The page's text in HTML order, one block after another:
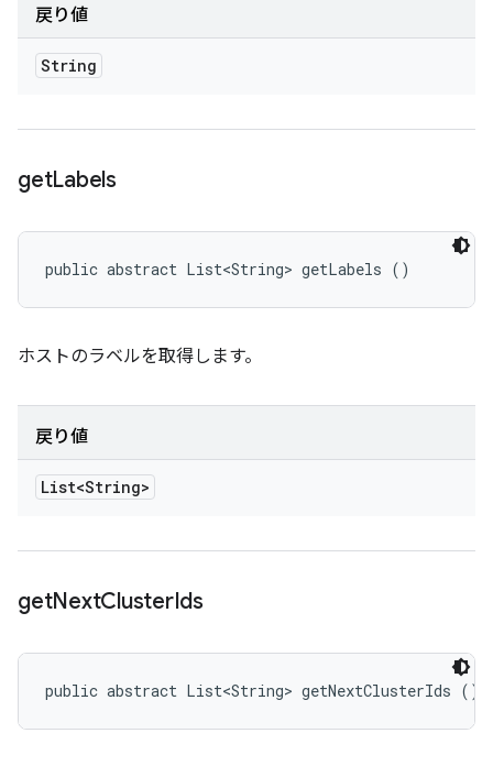
戻り値
String
getLabels
public abstract List<String> getLabels ()
ホストのラベルを取得します。
戻り値
List<String>
getNextClusterIds
public abstract List<String> getNextClusterIds ()